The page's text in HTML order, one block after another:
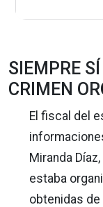
SIEMPRE
CRIMEN
El fiscal del
Miranda
estaba
obtenidas